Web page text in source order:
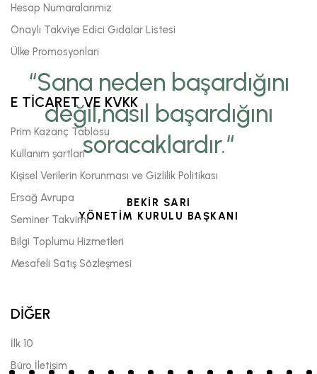
“Sana neden başardığını
değil,nasıl başardığını
soracaklardır.“
BEKİR SARI
YÖNETİM KURULU BAŞKANI
Hesap Numaralarımız
Onaylı Takviye Edici Gıdalar Listesi
Ülke Promosyonları
E TİCARET VE KVKK
Prim Kazanç Tablosu
Kullanım şartları
Kişisel Verilerin Korunması ve Gizlilik Politikası
Ersağ Avrupa
Seminer Takvimi
Bilgi Toplumu Hizmetleri
Mesafeli Satış Sözleşmesi
DİĞER
İlk 10
Büro İletişim